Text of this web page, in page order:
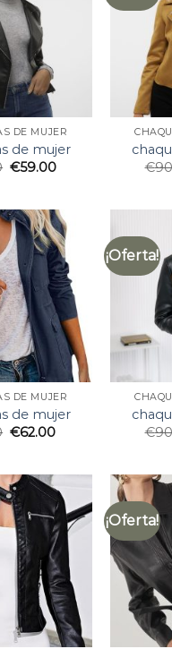
DE MUJER
de mujer
€59.00
€
DE MUJER
de mujer
€62.00
¡Oferta!
€
¡Oferta!